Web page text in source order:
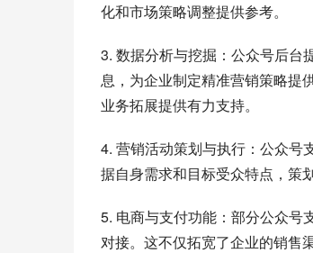
化和市场策略调整提供参考。
3. 数据分析与挖掘：公众号后台
息，为企业制定精准营销策略提
业务拓展提供有力支持。
4. 营销活动策划与执行：公众号
据自身需求和目标受众特点，策
5. 电商与支付功能：部分公众号
对接。这不仅拓宽了企业的销售